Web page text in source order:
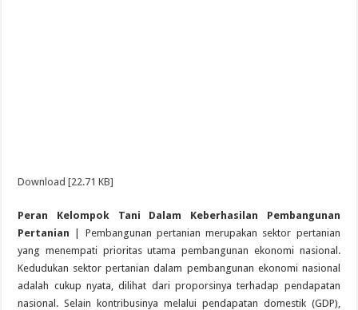
Download [22.71 KB]
Peran Kelompok Tani Dalam Keberhasilan Pembangunan
Pertanian | Pembangunan pertanian merupakan sektor pertanian
yang menempati prioritas utama pembangunan ekonomi nasional.
Kedudukan sektor pertanian dalam pembangunan ekonomi nasional
adalah cukup nyata, dilihat dari proporsinya terhadap pendapatan
nasional. Selain kontribusinya melalui pendapatan domestik (GDP),